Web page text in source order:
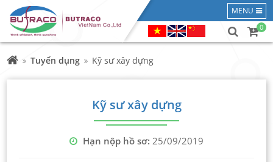
MENU
0
Tuyển dụng Kỹ sư xây dựng
Kỹ sư xây dựng
Hạn nộp hồ sơ: 25/09/2019